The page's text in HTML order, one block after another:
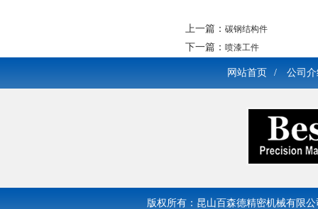
上一篇： 碳钢结构件
下一篇： 喷漆工件
网站首页 / 公司介
版权所有：昆山百森德精密机械有限